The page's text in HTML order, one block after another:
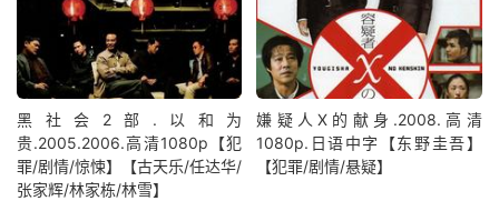
黑社会2部.以和为
贵.2005.2006.高清1080p【犯
罪/剧情/惊悚】【古天乐/任达华/
张家辉/林家栋/林雪】
嫌疑人X的献身.2008.高清
1080p.日语中字【东野圭吾】
【犯罪/剧情/悬疑】